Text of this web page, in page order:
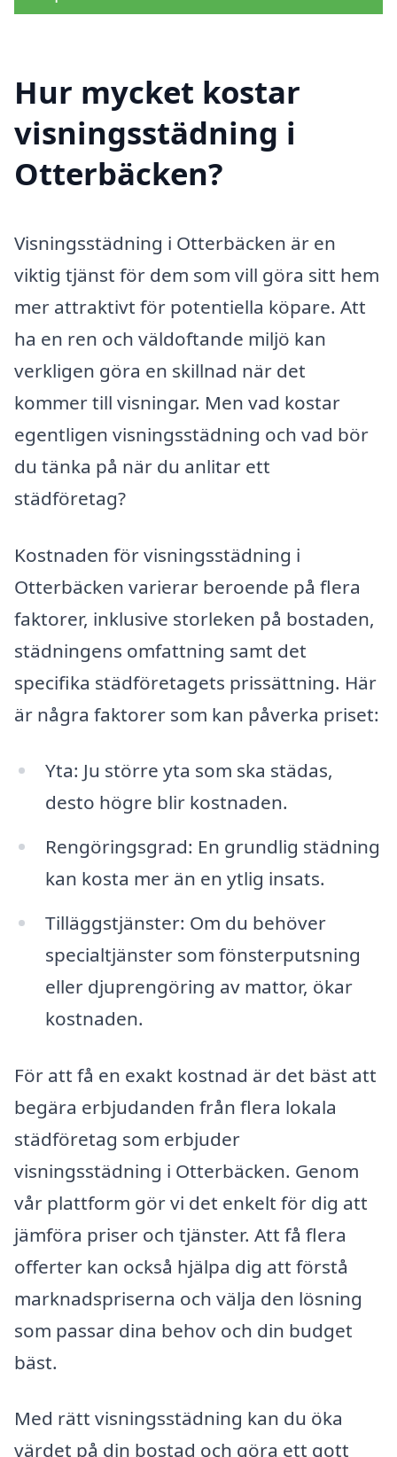
Hur mycket kostar
visningsstädning i
Otterbäcken?
Visningsstädning i Otterbäcken är en
viktig tjänst för dem som vill göra sitt hem
mer attraktivt för potentiella köpare. Att
ha en ren och väldoftande miljö kan
verkligen göra en skillnad när det
kommer till visningar. Men vad kostar
egentligen visningsstädning och vad bör
du tänka på när du anlitar ett
städföretag?
Kostnaden för visningsstädning i
Otterbäcken varierar beroende på flera
faktorer, inklusive storleken på bostaden,
städningens omfattning samt det
specifika städföretagets prissättning. Här
är några faktorer som kan påverka priset:
Yta: Ju större yta som ska städas,
desto högre blir kostnaden.
Rengöringsgrad: En grundlig städning
kan kosta mer än en ytlig insats.
Tilläggstjänster: Om du behöver
specialtjänster som fönsterputsning
eller djuprengöring av mattor, ökar
kostnaden.
För att få en exakt kostnad är det bäst att
begära erbjudanden från flera lokala
städföretag som erbjuder
visningsstädning i Otterbäcken. Genom
vår plattform gör vi det enkelt för dig att
jämföra priser och tjänster. Att få flera
offerter kan också hjälpa dig att förstå
marknadspriserna och välja den lösning
som passar dina behov och din budget
bäst.
Med rätt visningsstädning kan du öka
värdet på din bostad och göra ett gott